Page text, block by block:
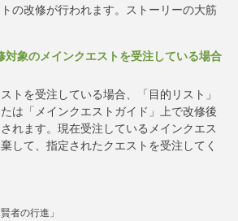
の改修が行われます。ストーリーの大筋
象のメインクエストを受注している場合
トを受注している場合、「目的リスト」
は「メインクエストガイド」上で改修後
れます。現在受注しているメインクエス
して、指定されたクエストを受注してく
者の行進」